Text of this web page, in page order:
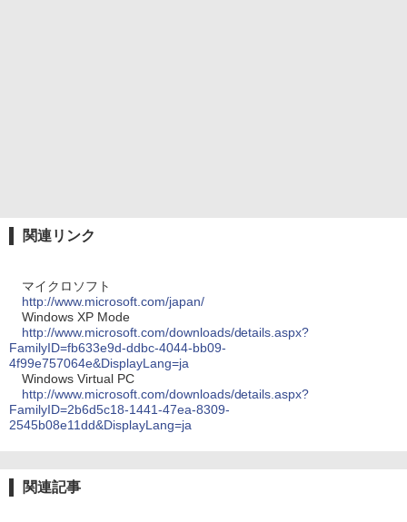
関連リンク
マイクロソフト
http://www.microsoft.com/japan/
Windows XP Mode
http://www.microsoft.com/downloads/details.aspx?
FamilyID=fb633e9d-ddbc-4044-bb09-
4f99e757064e&DisplayLang=ja
Windows Virtual PC
http://www.microsoft.com/downloads/details.aspx?
FamilyID=2b6d5c18-1441-47ea-8309-
2545b08e11dd&DisplayLang=ja
関連記事